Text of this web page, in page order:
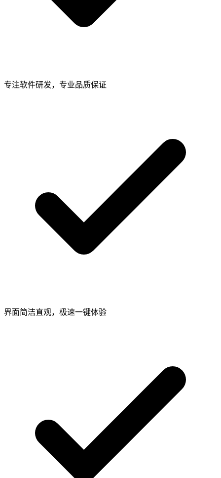
专注软件研发，专业品质保证
界面简洁直观，极速一键体验